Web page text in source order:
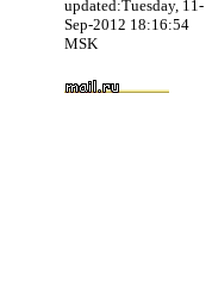
updated:Tuesday, 11-
Sep-2012 18:16:54
MSK